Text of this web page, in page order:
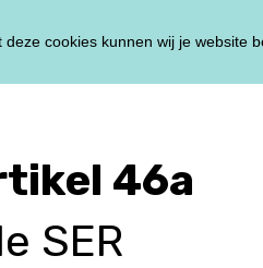
46a
SER
cookies kunnen wij je website